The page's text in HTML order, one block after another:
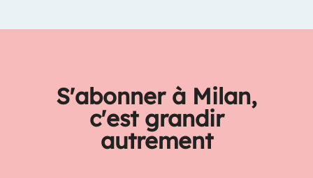
S'abonner à Milan,
c'est grandir
autrement